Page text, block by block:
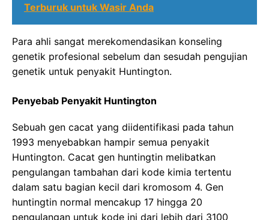
Terburuk untuk Wasir Anda
Para ahli sangat merekomendasikan konseling
genetik profesional sebelum dan sesudah pengujian
genetik untuk penyakit Huntington.
Penyebab Penyakit Huntington
Sebuah gen cacat yang diidentifikasi pada tahun
1993 menyebabkan hampir semua penyakit
Huntington. Cacat gen huntingtin melibatkan
pengulangan tambahan dari kode kimia tertentu
dalam satu bagian kecil dari kromosom 4. Gen
huntingtin normal mencakup 17 hingga 20
pengulangan untuk kode ini dari lebih dari 3100